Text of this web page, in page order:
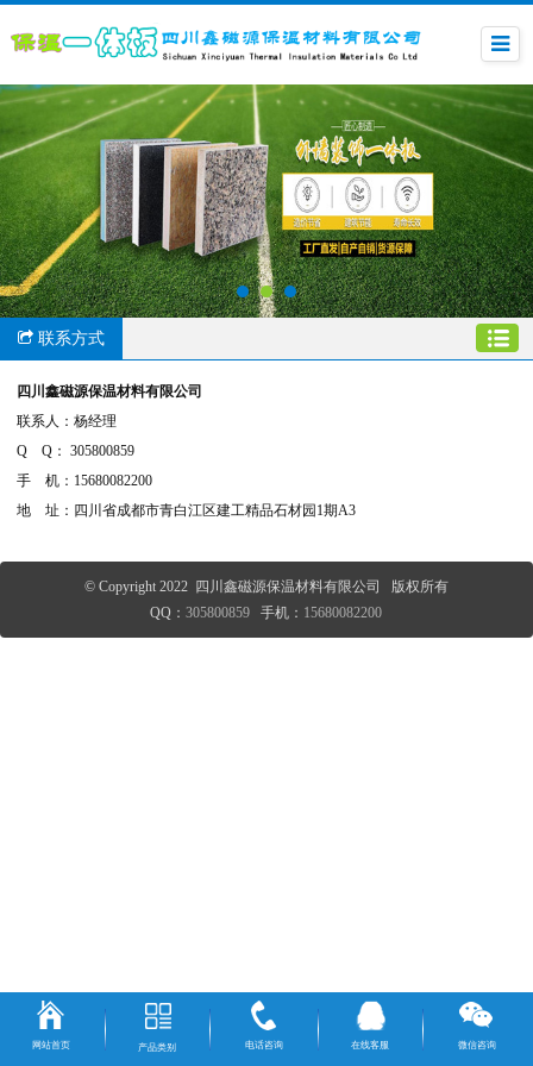
联系方式
四川鑫磁源保温材料有限公司
联系人：杨经理
Q Q： 305800859
手 机：15680082200
地 址：四川省成都市青白江区建工精品石材园1期A3
© Copyright 2022 四川鑫磁源保温材料有限公司 版权所有
QQ：305800859 手机： 15680082200
网站首页 产品类别 电话咨询 在线客服 微信咨询